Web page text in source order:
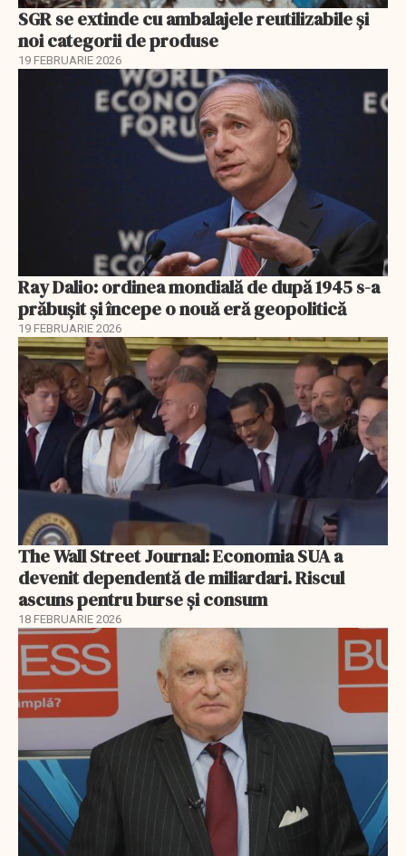
SGR se extinde cu ambalajele reutilizabile și
noi categorii de produse
19 FEBRUARIE 2026
Ray Dalio: ordinea mondială de după 1945 s-a
prăbușit și începe o nouă eră geopolitică
19 FEBRUARIE 2026
The Wall Street Journal: Economia SUA a
devenit dependentă de miliardari. Riscul
ascuns pentru burse și consum
18 FEBRUARIE 2026
EXCLUSIV